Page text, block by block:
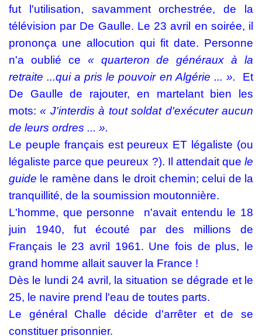
fut l'utilisation, savamment orchestrée, de la
télévision par De Gaulle. Le 23 avril en soirée, il
prononça une allocution qui fit date. Personne
n'a oublié ce « quarteron de
généraux à la
retraite ...qui a pris le pouvoir en Algérie ... ».
Et
De Gaulle de rajouter, en martelant bien les
mots:« J'interdis à tout soldat d'exécuter aucun
de leurs ordres ... ».
Le peuple français est peureux ET légaliste (ou
légaliste parce que peureux ?). Il attendait que le
guide le ramène dans le droit chemin; celui de la
tranquillité, de la soumission moutonnière.
L'homme, que personne
n'avait entendu le 18
juin 1940, fut écouté par des millions de
Français le 23 avril 1961. Une fois de plus, le
grand homme allait sauver la France !
Dès le lundi 24 avril, la situation se dégrade et le
25, le navire prend l'eau de toutes parts.
Le général Challe décide d'arrêter et de se
constituer prisonnier.